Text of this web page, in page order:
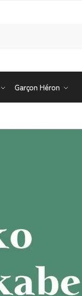
Garçon Héron